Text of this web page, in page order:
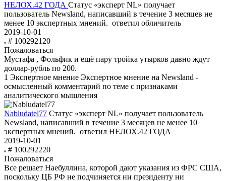
НЕЛОХ.42 ГОДА Статус «эксперт NL» получает
пользователь Newsland, написавший в течение 3 месяцев не
менее 10 экспертных мнений. ответил обличитель
2019-10-01
# 100292120
Пожаловаться
Мустафа , Фольфик и ещё пару тройка утырков давно ждут
доллар-рубль по 200.
1 Экспертное мнение Экспертное мнение на Newsland -
осмысленный комментарий по теме с признаками
аналитического мышления
Nabludatel77 Статус «эксперт NL» получает пользователь
Newsland, написавший в течение 3 месяцев не менее 10
экспертных мнений. ответил НЕЛОХ.42 ГОДА
2019-10-01
# 100292220
Пожаловаться
Все решает Наебуллина, которой дают указания из ФРС США,
поскольку ЦБ РФ не подчиняется ни президенту ни